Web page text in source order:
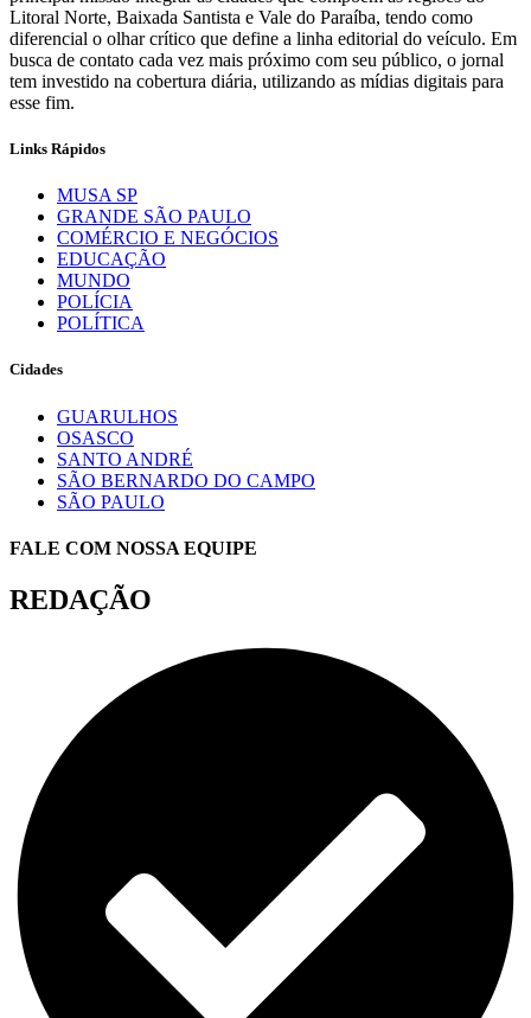
Litoral Norte, Baixada Santista e Vale do Paraíba, tendo como
diferencial o olhar crítico que define a linha editorial do veículo. Em
busca de contato cada vez mais próximo com seu público, o jornal
tem investido na cobertura diária, utilizando as mídias digitais para
esse fim.
Links Rápidos
MUSA SP
GRANDE SÃO PAULO
COMÉRCIO E NEGÓCIOS
EDUCAÇÃO
MUNDO
POLÍCIA
POLÍTICA
Cidades
GUARULHOS
OSASCO
SANTO ANDRÉ
SÃO BERNARDO DO CAMPO
SÃO PAULO
FALE COM NOSSA EQUIPE
REDAÇÃO